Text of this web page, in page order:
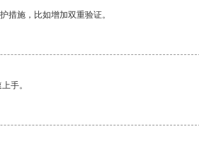
措施，比如增加双重验证。
手。